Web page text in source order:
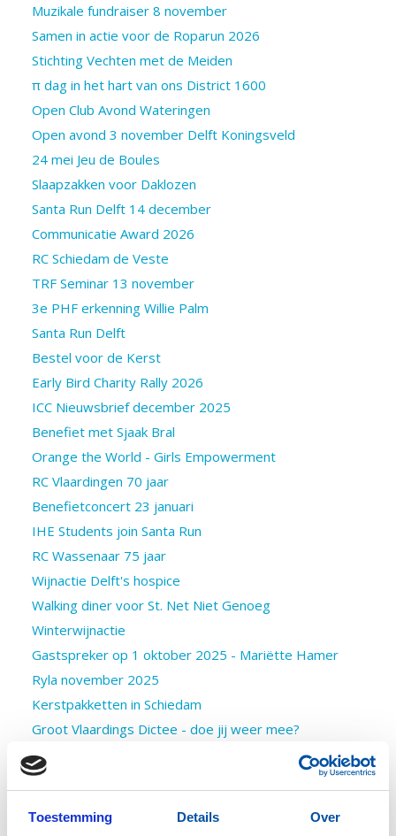
Toestemming Details Over
Muzikale fundraiser 8 november
Samen in actie voor de Roparun 2026
Stichting Vechten met de Meiden
π dag in het hart van ons District 1600
Open Club Avond Wateringen
Open avond 3 november Delft Koningsveld
24 mei Jeu de Boules
Slaapzakken voor Daklozen
Santa Run Delft 14 december
Communicatie Award 2026
RC Schiedam de Veste
TRF Seminar 13 november
3e PHF erkenning Willie Palm
Santa Run Delft
Bestel voor de Kerst
Early Bird Charity Rally 2026
ICC Nieuwsbrief december 2025
Benefiet met Sjaak Bral
Orange the World - Girls Empowerment
RC Vlaardingen 70 jaar
Benefietconcert 23 januari
IHE Students join Santa Run
RC Wassenaar 75 jaar
Wijnactie Delft's hospice
Walking diner voor St. Net Niet Genoeg
Winterwijnactie
Gastspreker op 1 oktober 2025 - Mariëtte Hamer
Ryla november 2025
Kerstpakketten in Schiedam
Groot Vlaardings Dictee - doe jij weer mee?
Rotary Pulchri Studio Prijs 2025
Beaujolais diner voor TommyTomato
Bridge drive 25 oktober